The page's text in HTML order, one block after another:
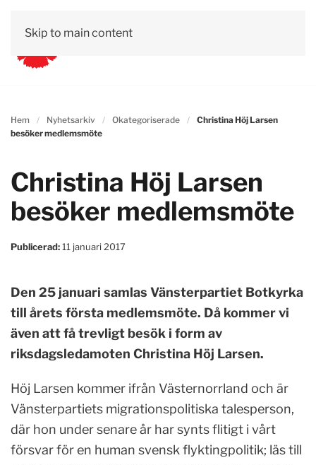
Skip to main content
Hem Nyhetsarkiv Okategoriserade
Christina Höj Larsen
besöker medlemsmöte
Christina Höj Larsen
besöker medlemsmöte
Publicerad:11 januari 2017
Den 25 januari samlas Vänsterpartiet Botkyrka
till årets första medlemsmöte. Då kommer vi
även att få trevligt besök i form av
riksdagsledamoten Christina Höj Larsen.
Höj Larsen kommer ifrån Västernorrland och är
Vänsterpartiets migrationspolitiska talesperson,
där hon under senare år har synts flitigt i vårt
försvar för en human svensk flyktingpolitik; läs till